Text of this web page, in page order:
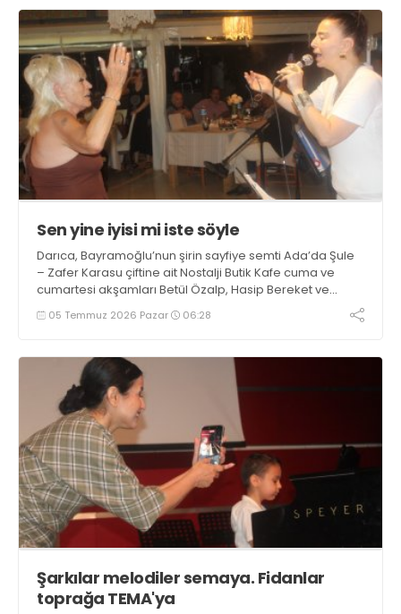
Sen yine iyisi mi iste söyle
Darıca, Bayramoğlu’nun şirin sayfiye semti Ada’da Şule
– Zafer Karasu çiftine ait Nostalji Butik Kafe cuma ve
cumartesi akşamları Betül Özalp, Hasip Bereket ve
Yaşar Ramiz Armutçuoğlu'nun sahne performansları ile
sezonu açtı. Sanatçılara, istek şarkılarında istek sahibi
05 Temmuz 2026 Pazar 06:28
Şarkılar melodiler semaya. Fidanlar
toprağa TEMA'ya